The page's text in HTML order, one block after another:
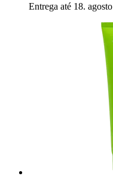
Entrega até 18. agosto